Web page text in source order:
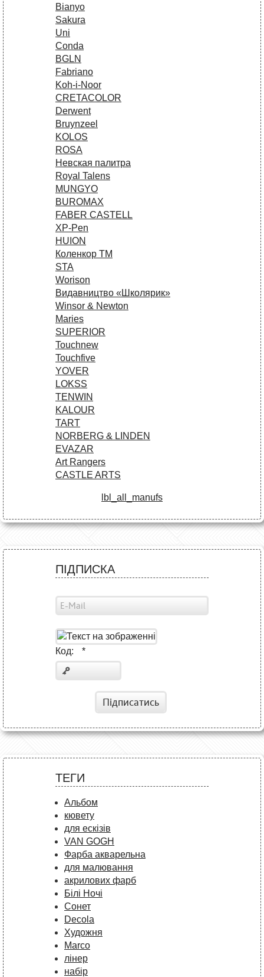
Bianyo
Sakura
Uni
Conda
BGLN
Fabriano
Koh-i-Noor
CRETACOLOR
Derwent
Bruynzeel
KOLOS
ROSA
Невская палитра
Royal Talens
MUNGYO
BUROMAX
FABER CASTELL
XP-Pen
HUION
Коленкор ТМ
STA
Worison
Видавництво «Школярик»
Winsor & Newton
Maries
SUPERIOR
Touchnew
Touchfive
YOVER
LOKSS
TENWIN
KALOUR
TART
NORBERG & LINDEN
EVAZAR
Art Rangers
CASTLE ARTS
lbl_all_manufs
ПІДПИСКА
Код: *
Підписатись
ТЕГИ
Альбом
кювету
для ескізів
VAN GOGH
Фарба акварельна
для малювання
акрилових фарб
Білі Ночі
Сонет
Decola
Художня
Marco
лінер
набір